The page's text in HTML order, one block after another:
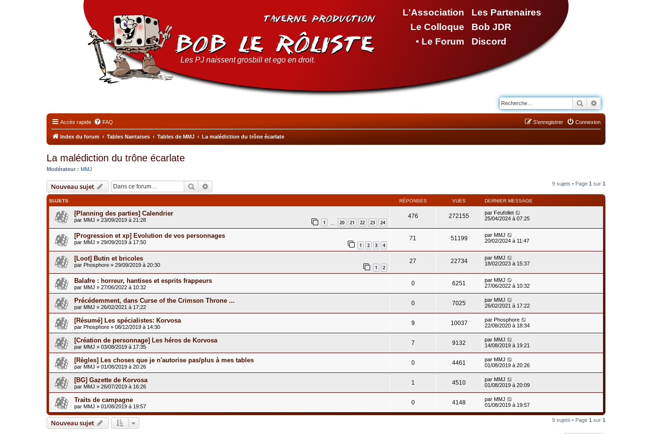
L'Association
Le Colloque
• Le Forum
Les Partenaires
Bob JDR
Discord
Les PJ naissent grosbill et ego en droit.
Rechercher
Accès rapide FAQ Connexion
S’enregistrer
Index du forum Tables Nantaises Tables de MMJ La malédiction du trône écarlate
La malédiction du trône écarlate
Modérateur : MMJ
Nouveau sujet Rechercher 9 sujets • Page 1 sur 1
SUJETS RÉPONSES VUES DERNIER MESSAGE
[Planning des parties] Calendrier
par MMJ » 23/09/2019 à 21:28 1 20 21 22 23 24
476 272155 par Feufollet
25/04/2024 à 07:25
[Progression et xp] Evolution de vos personnages
par MMJ » 29/09/2019 à 17:50 1 2 3 4
71 51199 par MMJ
20/02/2024 à 11:47
[Loot] Butin et bricoles
par Phosphore » 29/09/2019 à 20:30 1 2
27 22734 par MMJ
18/02/2023 à 15:37
Balafre : horreur, hantises et esprits frappeurs
par MMJ » 27/06/2022 à 10:32
0 6251 par MMJ
27/06/2022 à 10:32
Précédemment, dans Curse of the Crimson Throne ...
par MMJ » 26/02/2021 à 17:22
0 7025 par MMJ
26/02/2021 à 17:22
[Résumé] Les spécialistes: Korvosa
par Phosphore » 08/12/2019 à 14:30
9 10037 par Phosphore
22/08/2020 à 18:34
[Création de personnage] Les héros de Korvosa
par MMJ » 03/08/2019 à 17:35
7 9132 par MMJ
14/08/2019 à 19:21
[Règles] Les choses que je n'autorise pas/plus à mes tables
par MMJ » 01/08/2019 à 20:26
0 4461 par MMJ
01/08/2019 à 20:26
[BG] Gazette de Korvosa
par MMJ » 26/07/2019 à 16:26
1 4510 par MMJ
01/08/2019 à 20:09
Traits de campagne
par MMJ » 01/08/2019 à 19:57
0 4148 par MMJ
01/08/2019 à 19:57
Nouveau sujet 9 sujets • Page 1 sur 1